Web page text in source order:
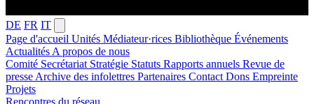
DE FR IT
Page d'accueil Unités Médiateur·rices Bibliothèque Événements
Actualités A propos de nous
Comité Secrétariat Stratégie Statuts Rapports annuels Revue de
presse Archive des infolettres Partenaires Contact Dons Empreinte
Projets
Rencontres du réseau